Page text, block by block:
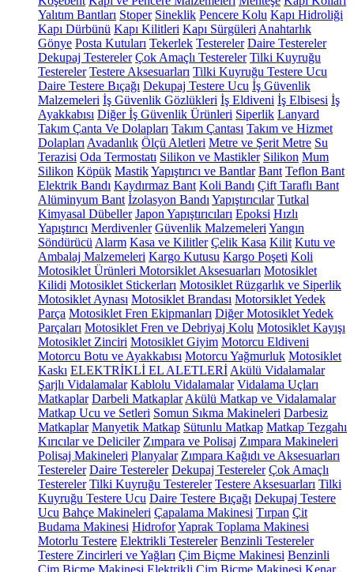
Yalıtım Bantları Stoper Sineklik Pencere Kolu Kapı Hidroliği
Kapı Dürbünü Kapı Kilitleri Kapı Sürgüleri Anahtarlık
Gönye Posta Kutuları Tekerlek Testereler Daire Testereler
Dekupaj Testereler Çok Amaçlı Testereler Tilki Kuyruğu
Testereler Testere Aksesuarları Tilki Kuyruğu Testere Ucu
Daire Testere Bıçağı Dekupaj Testere Ucu İş Güvenlik
Malzemeleri İş Güvenlik Gözlükleri İş Eldiveni İş Elbisesi İş
Ayakkabısı Diğer İş Güvenlik Ürünleri Siperlik Lanyard
Takım Çanta Ve Dolapları Takım Çantası Takım ve Hizmet
Dolapları Avadanlık Ölçü Aletleri Metre ve Şerit Metre Su
Terazisi Oda Termostatı Silikon ve Mastikler Silikon Mum
Silikon Köpük MastikYapıştırıcı ve Bantlar Bant Teflon Bant
Elektrik Bandı Kaydırmaz Bant Koli Bandı Çift Taraflı Bant
Alüminyum Bant İzolasyon Bandı Yapıştırıcılar Tutkal
Kimyasal Dübeller Japon Yapıştırıcıları Epoksi Hızlı
Yapıştırıcı Merdivenler Güvenlik Malzemeleri Yangın
Söndürücü Alarm Kasa ve Kilitler Çelik Kasa Kilit Kutu ve
Ambalaj Malzemeleri Kargo Kutusu Kargo Poşeti Koli
Motosiklet Ürünleri Motorsiklet Aksesuarları Motosiklet
Kilidi Motosiklet Stickerları Motosiklet Rüzgarlık ve Siperlik
Motosiklet Aynası Motosiklet Brandası Motorsiklet Yedek
Parça Motosiklet Fren Ekipmanları Diğer Motosiklet Yedek
Parçaları Motosiklet Fren ve Debriyaj Kolu Motosiklet Kayışı
Motosiklet Zinciri Motosiklet Giyim Motorcu Eldiveni
Motorcu Botu ve Ayakkabısı Motorcu Yağmurluk Motosiklet
Kaskı ELEKTRİKLİ EL ALETLERİ Akülü Vidalamalar
Şarjlı Vidalamalar Kablolu Vidalamalar Vidalama Uçları
Matkaplar Darbeli Matkaplar Akülü Matkap ve Vidalamalar
Matkap Ucu ve Setleri Somun Sıkma Makineleri Darbesiz
Matkaplar Manyetik Matkap Sütunlu Matkap Matkap Tezgahı
Kırıcılar ve Deliciler Zımpara ve Polisaj Zımpara Makineleri
Polisaj Makineleri Planyalar Zımpara Kağıdı ve Aksesuarları
Testereler Daire Testereler Dekupaj Testereler Çok Amaçlı
Testereler Tilki Kuyruğu Testereler Testere Aksesuarları Tilki
Kuyruğu Testere Ucu Daire Testere Bıçağı Dekupaj Testere
Ucu Bahçe Makineleri Çapalama Makinesi Tırpan Çit
Budama Makinesi HidroforYaprak Toplama Makinesi
Motorlu Testere Elektrikli Testereler Benzinli Testereler
Testere Zincirleri ve Yağları Çim Biçme Makinesi Benzinli
Çim Biçme Makinesi Elektrikli Çim Biçme Makinesi Kenar